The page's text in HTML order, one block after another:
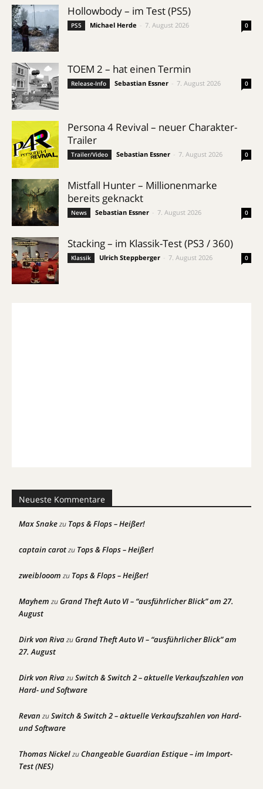
Hollowbody – im Test (PS5)
PS5 Michael Herde 7. August 2026 0
TOEM 2 – hat einen Termin
Release-Info Sebastian Essner 7. August 2026 0
Persona 4 Revival – neuer Charakter-
Trailer
Trailer/Video Sebastian Essner 7. August 2026 0
Mistfall Hunter – Millionenmarke
bereits geknackt
News Sebastian Essner 7. August 2026 0
Stacking – im Klassik-Test (PS3 / 360)
Klassik Ulrich Steppberger 7. August 2026 0
Neueste Kommentare
Max Snakezu Tops & Flops – Heißer!
captain carotzu Tops & Flops – Heißer!
zweiblooom zu Tops & Flops – Heißer!
Mayhem zuGrand Theft Auto VI – “ausführlicher Blick” am 27.
August
Dirk von RivazuGrand Theft Auto VI – “ausführlicher Blick” am
27. August
Dirk von RivazuSwitch & Switch 2 – aktuelle Verkaufszahlen von
Hard- und Software
Revan zuSwitch & Switch 2 – aktuelle Verkaufszahlen von Hard-
und Software
Thomas NickelzuChangeable Guardian Estique – im Import-
Test (NES)